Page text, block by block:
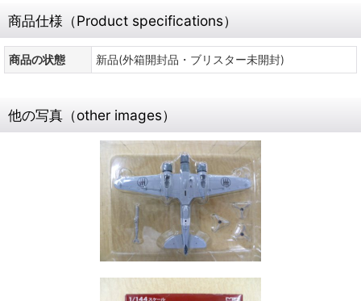
商品仕様（Product specifications）
商品の状態 新品(外箱開封品・ブリスター未開封)
他の写真（other images）